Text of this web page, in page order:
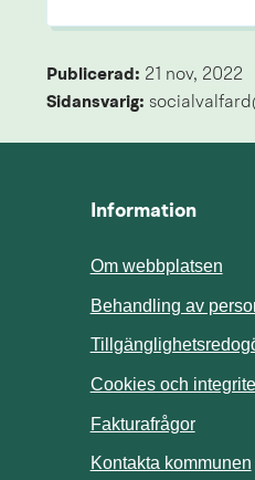
Publicerad: 21 nov, 2022
Sidansvarig:
Information
Om webbplatsen
Behandling av
Cookies och
Fakturafrågor
Kontakta kommunen